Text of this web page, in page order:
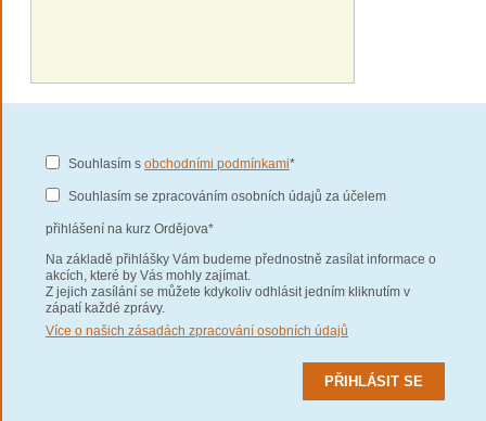
Souhlasím s obchodními podmínkami*
Souhlasím se zpracováním osobních údajů za účelem
přihlášení na kurz Ordějova*
Na základě přihlášky Vám budeme přednostně zasílat informace o
akcích, které by Vás mohly zajímat.
Z jejich zasílání se můžete kdykoliv odhlásit jedním kliknutím v
zápatí každé zprávy.
Více o našich zásadách zpracování osobních údajů